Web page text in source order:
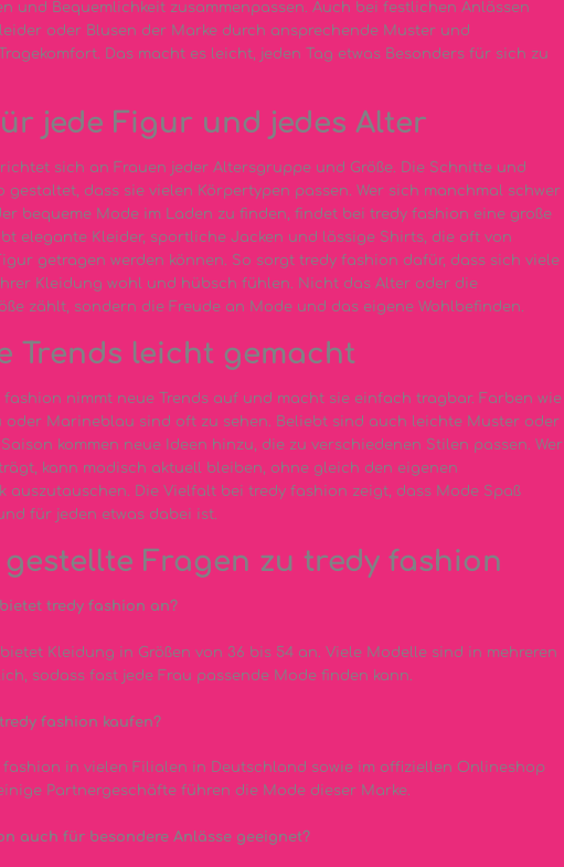
und Bequemlichkeit zusammenpassen. Auch bei festlichen Anlässen
oder Blusen der Marke durch ansprechende Muster und
Das macht es leicht, jeden Tag etwas Besonders für sich zu
jede Figur und jedes Alter
richtet sich an Frauen jeder Altersgruppe und Größe. Die Schnitte und
gestaltet, dass sie vielen Körpertypen passen. Wer sich manchmal schwer
bequeme Mode im Laden zu finden, findet bei tredy fashion eine große
elegante Kleider, sportliche Jacken und lässige Shirts, die oft von
getragen werden können. So sorgt tredy fashion dafür, dass sich viele
Kleidung wohl und hübsch fühlen. Nicht das Alter oder die
zählt, sondern die Freude an Mode und das eigene Wohlbefinden.
Trends leicht gemacht
fashion nimmt neue Trends auf und macht sie einfach tragbar. Farben wie
oder Marineblau sind oft zu sehen. Beliebt sind auch leichte Muster oder
kommen neue Ideen hinzu, die zu verschiedenen Stilen passen. Wer
kann modisch aktuell bleiben, ohne gleich den eigenen
auszutauschen. Die Vielfalt bei tredy fashion zeigt, dass Mode Spaß
für jeden etwas dabei ist.
Fragen zu tredy fashion
bietet tredy fashion an?
Kleidung in Größen von 36 bis 54 an. Viele Modelle sind in mehreren
sodass fast jede Frau passende Mode finden kann.
fashion kaufen?
fashion in vielen Filialen in Deutschland sowie im offiziellen Onlineshop
Partnergeschäfte führen die Mode dieser Marke.
auch für besondere Anlässe geeignet?